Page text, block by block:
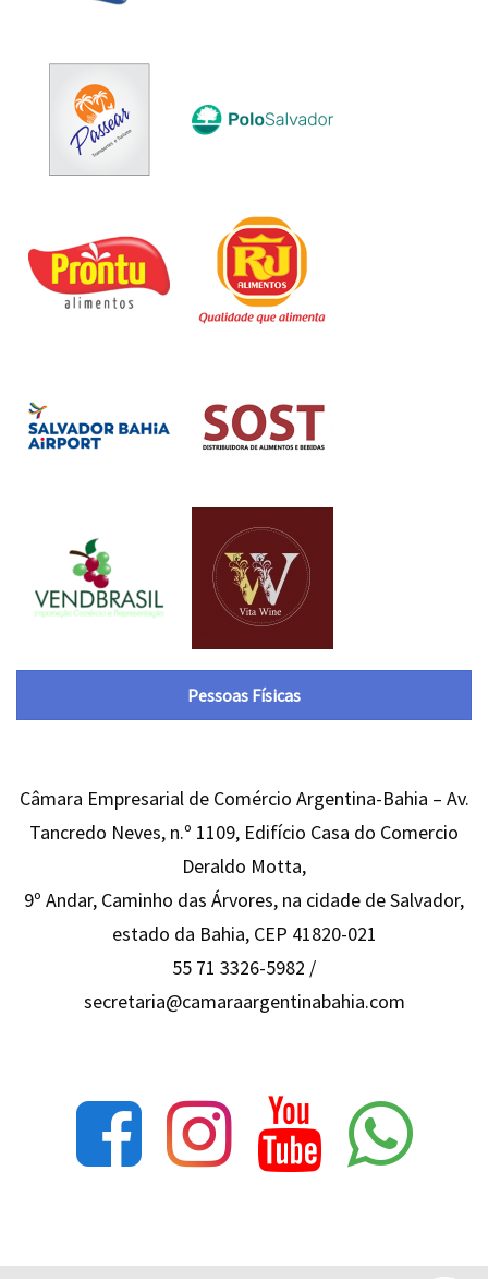
Pessoas Físicas
Câmara Empresarial de Comércio Argentina-Bahia – Av.
Tancredo Neves, n.º 1109, Edifício Casa do Comercio
Deraldo Motta,
9º Andar, Caminho das Árvores, na cidade de Salvador,
estado da Bahia, CEP 41820-021
55 71 3326-5982 /
secretaria@camaraargentinabahia.com